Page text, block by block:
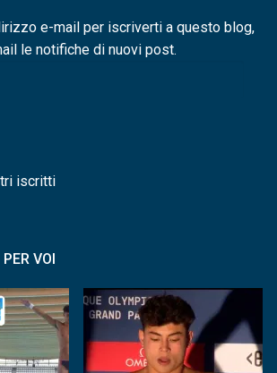
e-mail per iscriverti a questo blog,
le notifiche di nuovi post.
iscritti
VOI